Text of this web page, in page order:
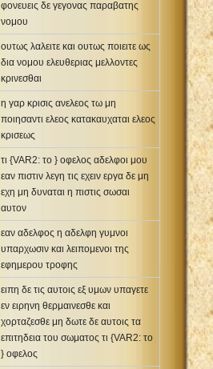
φονευεις δε γεγονας παραβατης
νομου
ουτως λαλειτε και ουτως ποιειτε ως
δια νομου ελευθεριας μελλοντες
κρινεσθαι
η γαρ κρισις ανελεος τω μη
ποιησαντι ελεος κατακαυχαται ελεος
κρισεως
τι {VAR2: το } οφελος αδελφοι μου
εαν πιστιν λεγη τις εχειν εργα δε μη
εχη μη δυναται η πιστις σωσαι
αυτον
εαν αδελφος η αδελφη γυμνοι
υπαρχωσιν και λειπομενοι της
εφημερου τροφης
ειπη δε τις αυτοις εξ υμων υπαγετε
εν ειρηνη θερμαινεσθε και
χορταζεσθε μη δωτε δε αυτοις τα
επιτηδεια του σωματος τι {VAR2: το
} οφελος